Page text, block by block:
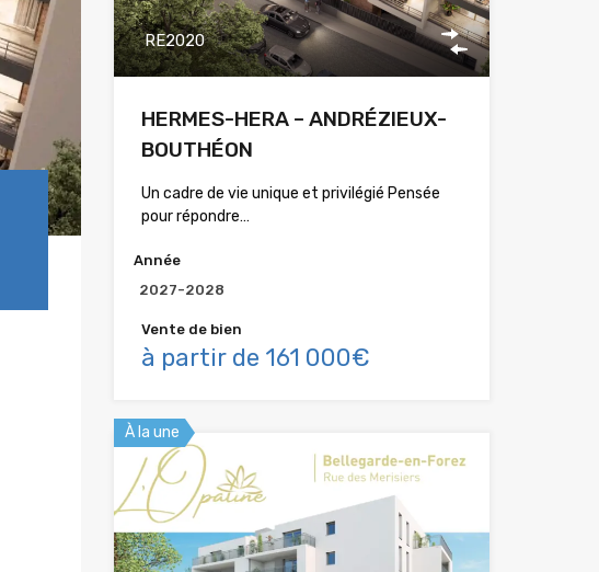
RE2020
HERMES-HERA – ANDRÉZIEUX-
BOUTHÉON
Un cadre de vie unique et privilégié Pensée
pour répondre…
Année
2027-2028
Vente de bien
à partir de 161 000€
À la une